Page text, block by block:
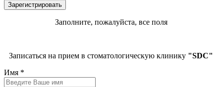
Заполните, пожалуйста, все поля
Записаться на прием в стоматологическую клинику "SDC"
Имя *